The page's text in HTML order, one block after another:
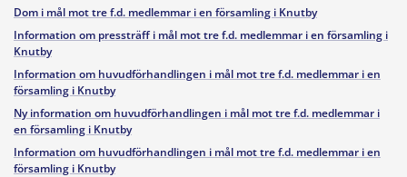
Dom i mål mot tre f.d. medlemmar i en församling i Knutby
Information om pressträff i mål mot tre f.d. medlemmar i en församling i
Knutby
Information om huvudförhandlingen i mål mot tre f.d. medlemmar i en
församling i Knutby
Ny information om huvudförhandlingen i mål mot tre f.d. medlemmar i
en församling i Knutby
Information om huvudförhandlingen i mål mot tre f.d. medlemmar i en
församling i Knutby